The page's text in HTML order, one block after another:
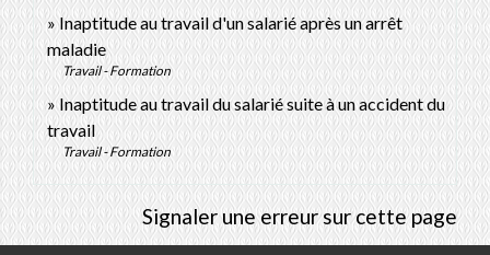
Inaptitude au travail d'un salarié après un arrêt
maladie
Travail - Formation
Inaptitude au travail du salarié suite à un accident du
travail
Travail - Formation
Signaler une erreur sur cette page